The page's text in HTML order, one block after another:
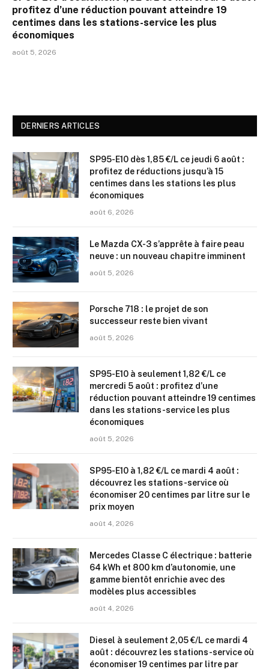
profitez d’une réduction pouvant atteindre 19
centimes dans les stations-service les plus
économiques
août 5, 2026
DERNIERS ARTICLES
SP95-E10 dès 1,85 €/L ce jeudi 6 août :
profitez de réductions jusqu’à 15
centimes dans les stations les plus
économiques
août 6, 2026
Le Mazda CX-3 s’apprête à faire peau
neuve : un nouveau chapitre imminent
août 5, 2026
Porsche 718 : le projet de son
successeur reste bien vivant
août 5, 2026
SP95-E10 à seulement 1,82 €/L ce
mercredi 5 août : profitez d’une
réduction pouvant atteindre 19 centimes
dans les stations-service les plus
économiques
août 5, 2026
SP95-E10 à 1,82 €/L ce mardi 4 août :
découvrez les stations-service où
économiser 20 centimes par litre sur le
prix moyen
août 4, 2026
Mercedes Classe C électrique : batterie
64 kWh et 800 km d’autonomie, une
gamme bientôt enrichie avec des
modèles plus accessibles
août 4, 2026
Diesel à seulement 2,05 €/L ce mardi 4
août : découvrez les stations-service où
économiser 19 centimes par litre par